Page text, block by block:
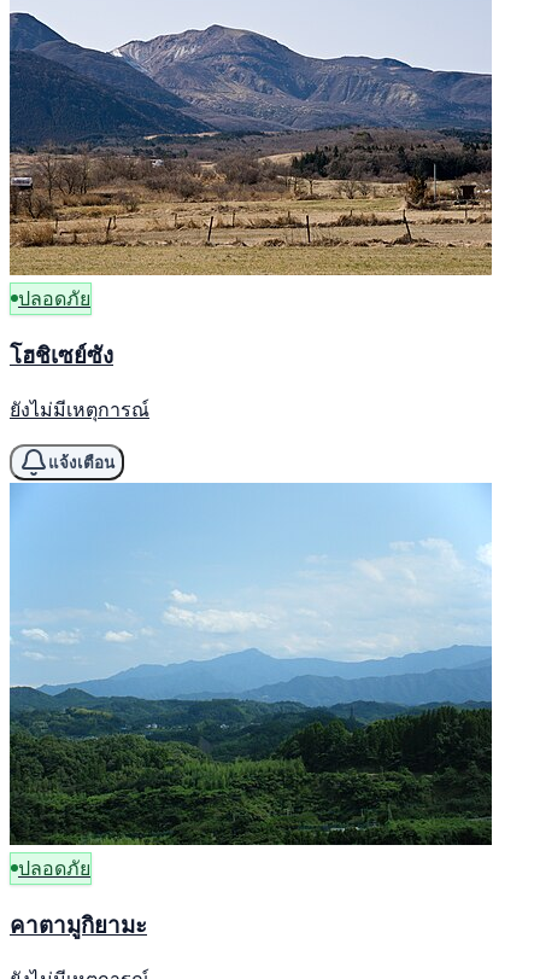
ปลอดภัย
โฮชิเซย์ซัง
ยังไม่มีเหตุการณ์
แจ้งเตือน
ปลอดภัย
คาตามูกิยามะ